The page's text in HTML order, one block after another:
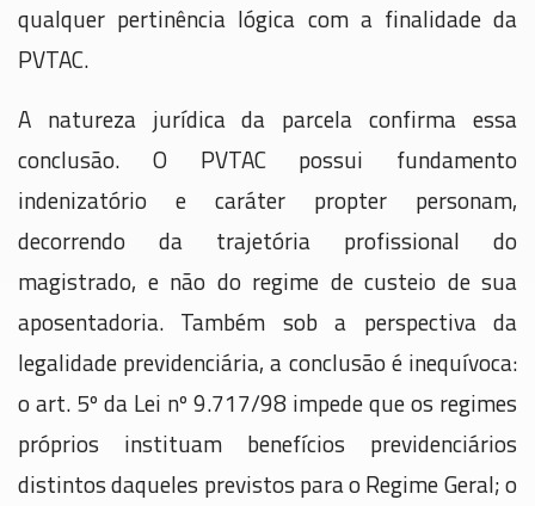
qualquer pertinência lógica com a finalidade da
PVTAC.
A natureza jurídica da parcela confirma essa
conclusão. O PVTAC possui fundamento
indenizatório e caráter propter personam,
decorrendo da trajetória profissional do
magistrado, e não do regime de custeio de sua
aposentadoria. Também sob a perspectiva da
legalidade previdenciária, a conclusão é inequívoca:
o art. 5º da Lei nº 9.717/98 impede que os regimes
próprios instituam benefícios previdenciários
distintos daqueles previstos para o Regime Geral; o